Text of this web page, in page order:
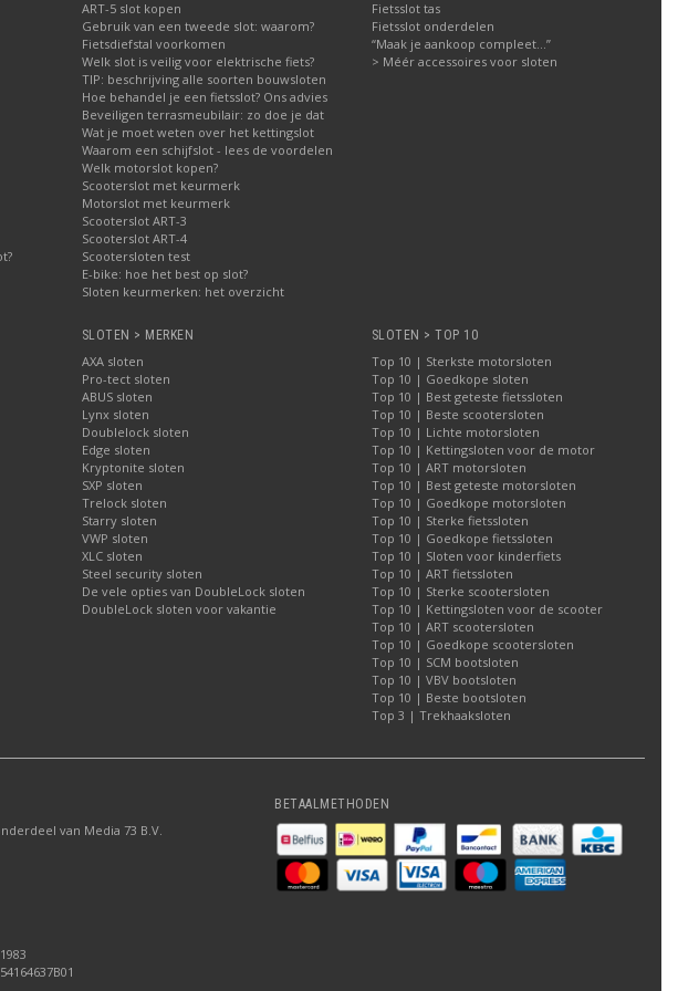
ART-5 slot kopen
Gebruik van een tweede slot: waarom?
Fietsdiefstal voorkomen
Welk slot is veilig voor elektrische fiets?
TIP: beschrijving alle soorten bouwsloten
Hoe behandel je een fietsslot? Ons advies
Beveiligen terrasmeubilair: zo doe je dat
Wat je moet weten over het kettingslot
Waarom een schijfslot - lees de voordelen
Welk motorslot kopen?
Scooterslot met keurmerk
Motorslot met keurmerk
Scooterslot ART-3
Scooterslot ART-4
Scootersloten test
E-bike: hoe het best op slot?
Sloten keurmerken: het overzicht
Fietsslot tas
Fietsslot onderdelen
“Maak je aankoop compleet…”
> Méér accessoires voor sloten
SLOTEN > MERKEN
AXA sloten
Pro-tect sloten
ABUS sloten
Lynx sloten
Doublelock sloten
Edge sloten
Kryptonite sloten
SXP sloten
Trelock sloten
Starry sloten
VWP sloten
XLC sloten
Steel security sloten
De vele opties van DoubleLock sloten
DoubleLock sloten voor vakantie
SLOTEN > TOP 10
Top 10 | Sterkste motorsloten
Top 10 | Goedkope sloten
Top 10 | Best geteste fietssloten
Top 10 | Beste scootersloten
Top 10 | Lichte motorsloten
Top 10 | Kettingsloten voor de motor
Top 10 | ART motorsloten
Top 10 | Best geteste motorsloten
Top 10 | Goedkope motorsloten
Top 10 | Sterke fietssloten
Top 10 | Goedkope fietssloten
Top 10 | Sloten voor kinderfiets
Top 10 | ART fietssloten
Top 10 | Sterke scootersloten
Top 10 | Kettingsloten voor de scooter
Top 10 | ART scootersloten
Top 10 | Goedkope scootersloten
Top 10 | SCM bootsloten
Top 10 | VBV bootsloten
Top 10 | Beste bootsloten
Top 3 | Trekhaaksloten
van Media 73 B.V.
BETAALMETHODEN